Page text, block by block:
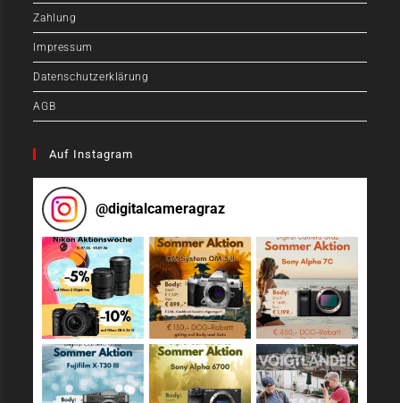
Zahlung
Impressum
Datenschutzerklärung
AGB
Auf Instagram
@digitalcameragraz